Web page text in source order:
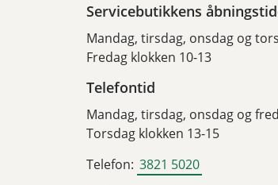
Servicebutikkens
Mandag, tirsdag, onsdag og
Fredag klokken 10-13
Telefontid
Mandag, tirsdag, onsdag og
Torsdag klokken 13-15
Telefon: 3821 5020